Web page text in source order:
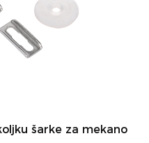
šarke za mekano